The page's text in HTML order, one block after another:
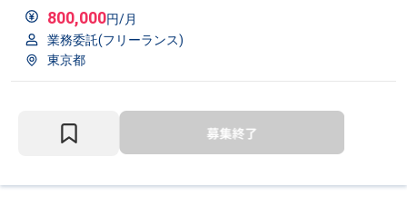
800,000円/月
業務委託(フリーランス)
東京都